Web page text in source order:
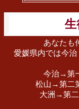
生
あなたも
愛媛県内では今
今治→第
松山→第二
大洲→第